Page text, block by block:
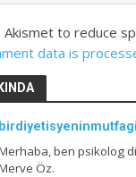
to reduce
data is
birdiyetisyeninmutfagi
ben psikolog
Öz.